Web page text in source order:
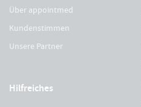
Über appointmed
Kundenstimmen
Unsere Partner
Hilfreiches